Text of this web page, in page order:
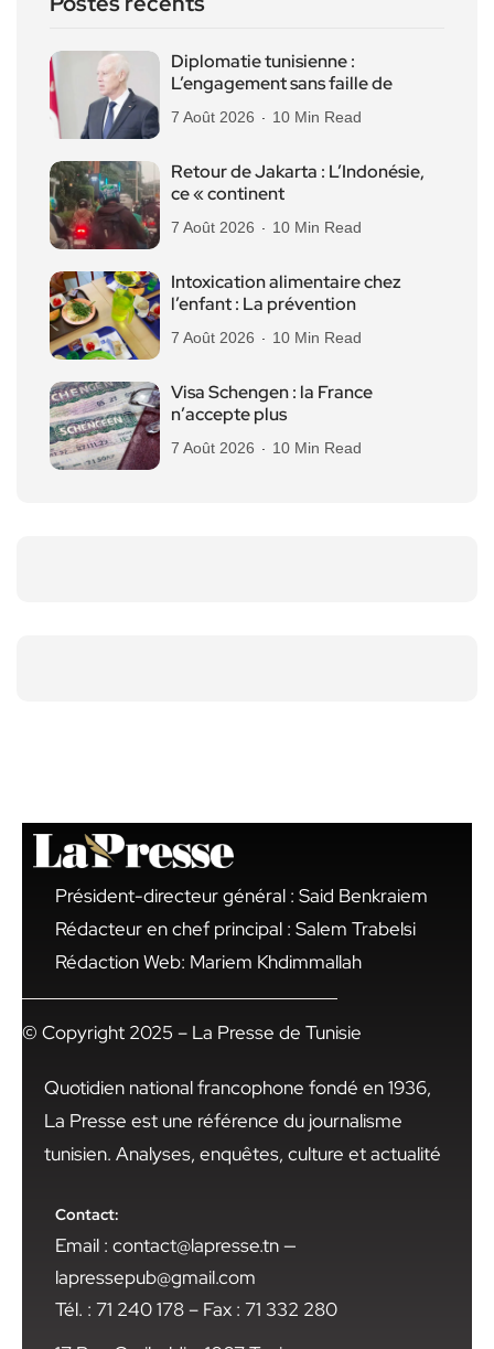
Diplomatie tunisienne :
L’engagement sans faille de
7 Août 2026 10 Min Read
Retour de Jakarta : L’Indonésie,
ce « continent
7 Août 2026 10 Min Read
Intoxication alimentaire chez
l’enfant : La prévention
7 Août 2026 10 Min Read
Visa Schengen : la France
n’accepte plus
7 Août 2026 10 Min Read
Président-directeur général : Said Benkraiem
Rédacteur en chef principal : Salem Trabelsi
Rédaction Web: Mariem Khdimmallah
© Copyright 2025 – La Presse de Tunisie
Quotidien national francophone fondé en 1936,
La Presse est une référence du journalisme
tunisien. Analyses, enquêtes, culture et actualité
Contact:
Email : contact@lapresse.tn —
lapressepub@gmail.com
Tél. : 71 240 178 – Fax : 71 332 280